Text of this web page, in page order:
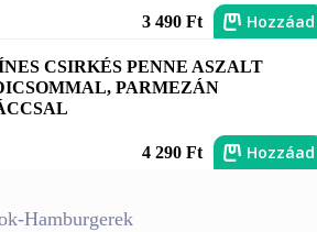
3 490 Ft Hozzáad
CSIRKÉS PENNE ASZALT
PARMEZÁN
4 290 Ft Hozzáad
Hamburgerek